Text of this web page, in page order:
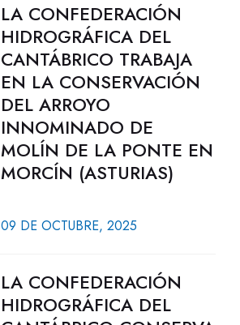
LA CONFEDERACIÓN
HIDROGRÁFICA DEL
CANTÁBRICO TRABAJA
EN LA CONSERVACIÓN
DEL ARROYO
INNOMINADO DE
MOLÍN DE LA PONTE EN
MORCÍN (ASTURIAS)
09 DE OCTUBRE, 2025
LA CONFEDERACIÓN
HIDROGRÁFICA DEL